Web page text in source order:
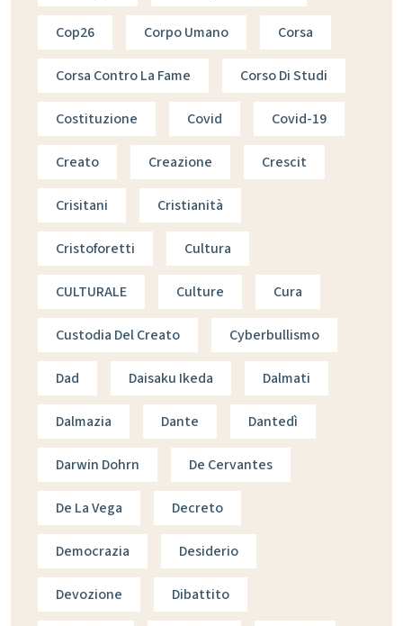
Cop26 Corpo Umano Corsa
Corsa Contro La Fame Corso Di Studi
Costituzione Covid Covid-19
Creato Creazione Crescit
Crisitani Cristianità
Cristoforetti Cultura
CULTURALE Culture Cura
Custodia Del Creato Cyberbullismo
Dad Daisaku Ikeda Dalmati
Dalmazia Dante Dantedì
Darwin Dohrn De Cervantes
De La Vega Decreto
Democrazia Desiderio
Devozione Dibattito